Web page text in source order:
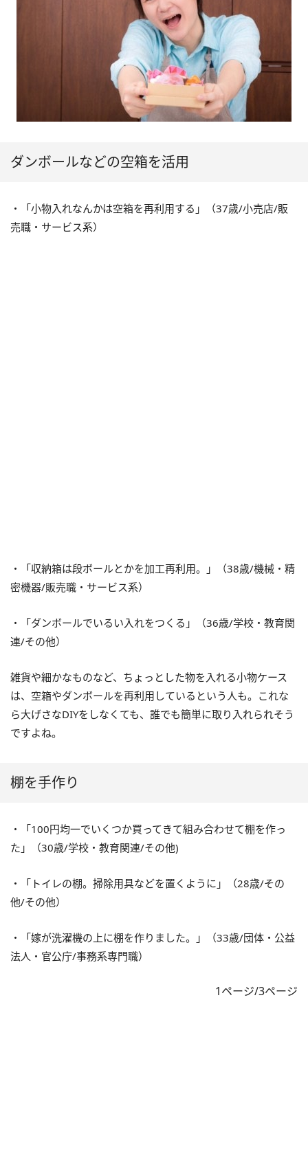
ダンボールなどの空箱を活用
・「小物入れなんかは空箱を再利用する」（37歳/小売店/販
売職・サービス系）
・「収納箱は段ボールとかを加工再利用。」（38歳/機械・精
密機器/販売職・サービス系）
・「ダンボールでいるい入れをつくる」（36歳/学校・教育関
連/その他）
雑貨や細かなものなど、ちょっとした物を入れる小物ケース
は、空箱やダンボールを再利用しているという人も。これな
ら大げさなDIYをしなくても、誰でも簡単に取り入れられそう
ですよね。
棚を手作り
・「100円均一でいくつか買ってきて組み合わせて棚を作っ
た」（30歳/学校・教育関連/その他)
・「トイレの棚。掃除用具などを置くように」（28歳/その
他/その他）
・「嫁が洗濯機の上に棚を作りました。」（33歳/団体・公益
法人・官公庁/事務系専門職）
1ページ/3ページ